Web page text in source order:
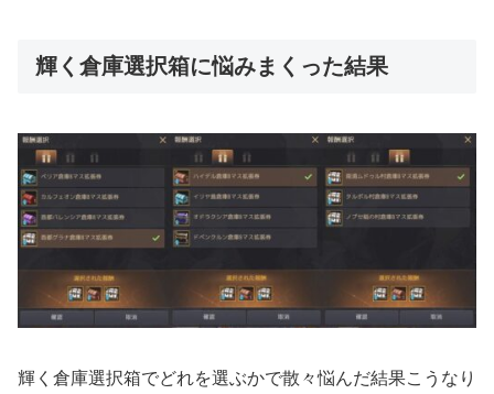
輝く倉庫選択箱に悩みまくった結果
輝く倉庫選択箱でどれを選ぶかで散々悩んだ結果こうなり